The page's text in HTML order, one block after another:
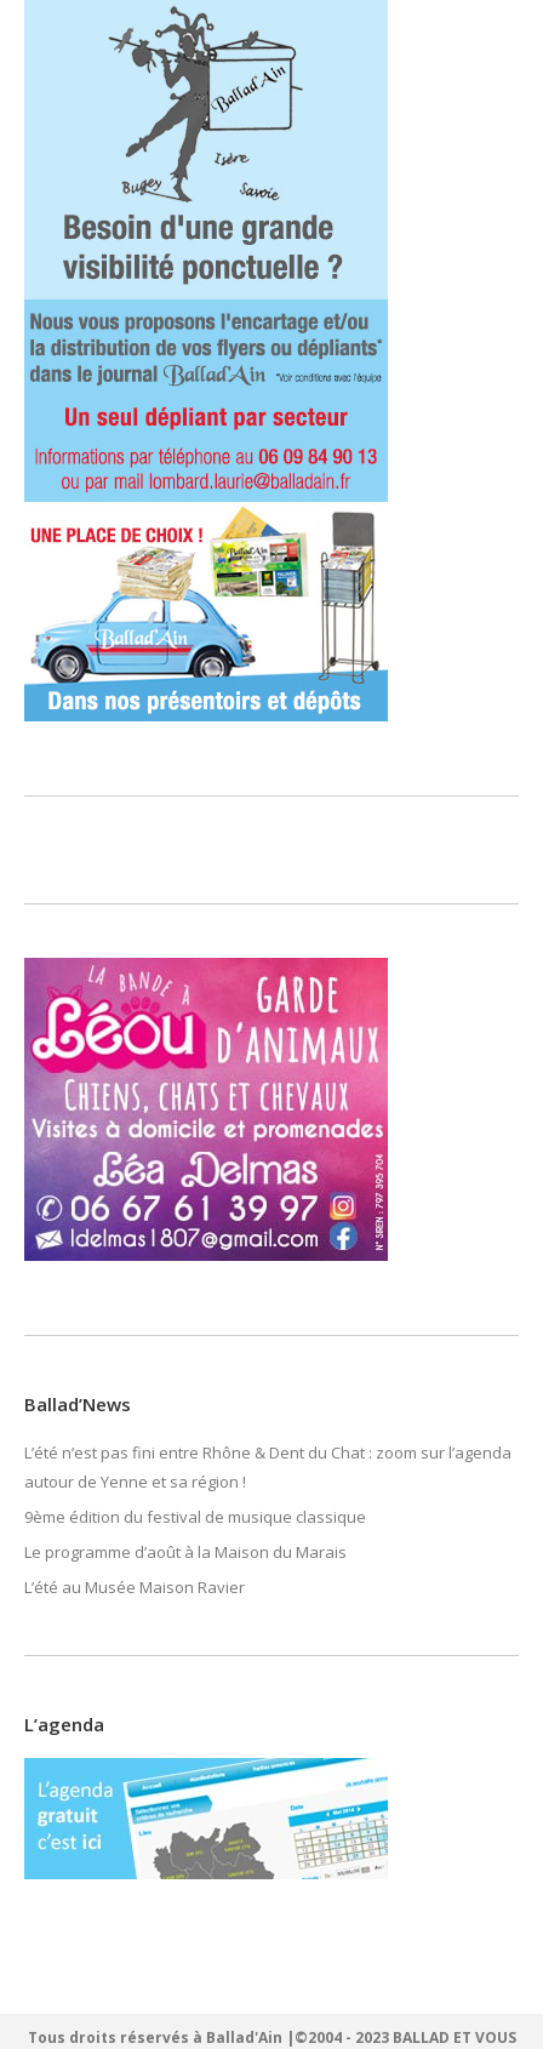
Ballad’News
L’été n’est pas fini entre Rhône & Dent du Chat : zoom sur l’agenda
autour de Yenne et sa région !
9ème édition du festival de musique classique
Le programme d’août à la Maison du Marais
L’été au Musée Maison Ravier
L’agenda
Tous droits réservés à Ballad'Ain |©2004 - 2023 BALLAD ET VOUS